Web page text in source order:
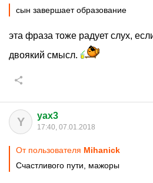
сын завершает образование
эта фраза тоже радует слух,
двоякий смысл.
Y yax3
17:40, 07.01.2018
От пользователя Mihanick
Счастливого пути, мажоры